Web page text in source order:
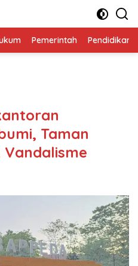
Pemerintah Pendidikan
Taman